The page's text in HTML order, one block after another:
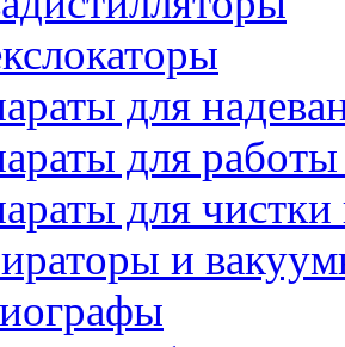
для
для работы
для чистки
и